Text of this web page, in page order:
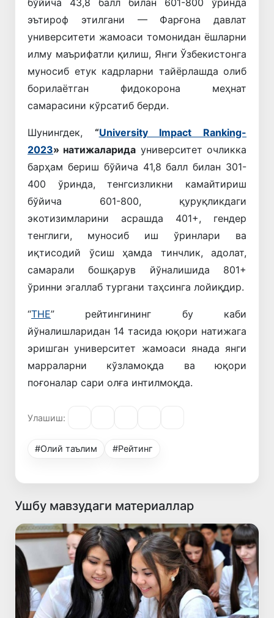
бўйича 43,8 балл билан 601-800 ўринда
эътироф этилгани — Фарғона давлат
университети жамоаси томонидан ёшларни
илму маърифатли қилиш, Янги Ўзбекистонга
муносиб етук кадрларни тайёрлашда олиб
борилаётган фидокорона меҳнат
самарасини кўрсатиб берди.
Шунингдек, “University Impact Ranking-
2023» натижаларида университет очликка
барҳам бериш бўйича 41,8 балл билан 301-
400 ўринда, тенгсизликни камайтириш
бўйича 601-800, қуруқликдаги
экотизимларини асрашда 401+, гендер
тенглиги, муносиб иш ўринлари ва
иқтисодий ўсиш ҳамда тинчлик, адолат,
самарали бошқарув йўналишида 801+
ўринни эгаллаб тургани таҳсинга лойиқдир.
“THE” рейтингининг бу каби
йўналишларидан 14 тасида юқори натижага
эришган университет жамоаси янада янги
марраларни кўзламоқда ва юқори
поғоналар сари олға интилмоқда.
Улашиш:
#Олий таълим #Рейтинг
Ушбу мавзудаги материаллар